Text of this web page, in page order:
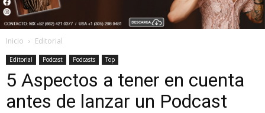
Inicio Editorial
Editorial Podcast Podcasts Top
5 Aspectos a tener en cuenta
antes de lanzar un Podcast